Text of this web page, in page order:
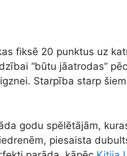
fiksē 20 punktus uz
“būtu jāatrodas”
Starpība starp
godu spēlētājām,
piesaista